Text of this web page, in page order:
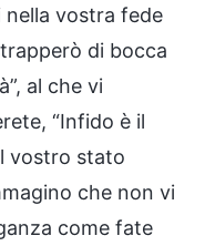
nella vostra fede
di bocca
al che vi
“Infido è il
vostro stato
che non vi
come fate